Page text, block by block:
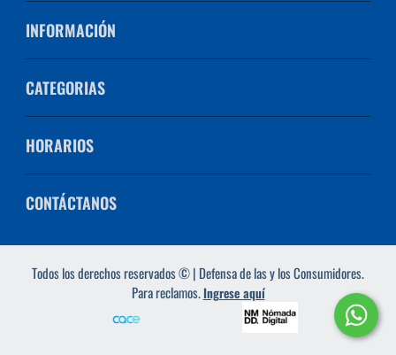
INFORMACIÓN
CATEGORIAS
HORARIOS
CONTÁCTANOS
Todos los derechos reservados © | Defensa de las y los Consumidores.
Para reclamos.Ingrese aquí